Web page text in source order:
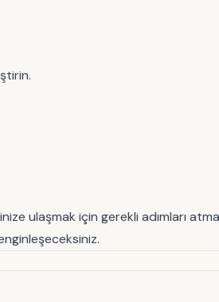
ulaşmak için gerekli adımları